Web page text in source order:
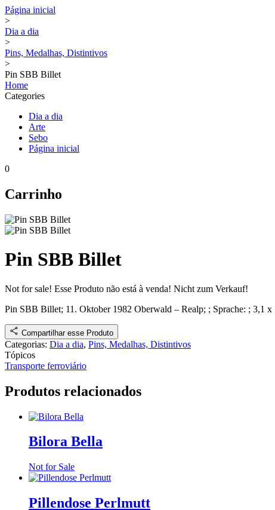
Página inicial
>
Dia a dia
>
Pins, Medalhas, Distintivos
>
Pin SBB Billet
Home
Categories
Dia a dia
Arte
Sebo
Página inicial
0
Carrinho
Pin SBB Billet
Not for sale! Esse Produto não está à venda! Nicht zum Verkauf!
Pin SBB Billet; 11. Oktober 1982 Oberwald – Realp; ; Sprache: ; 3,1 x
Compartilhar esse Produto
Categorias: Dia a dia, Pins, Medalhas, Distintivos
Tópicos
Transporte ferroviário
Produtos relacionados
Bilora Bella
Not for Sale
Pillendose Perlmutt